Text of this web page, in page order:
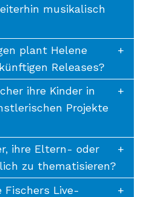
musikalisch
plant Helene
Releases?
ihre Kinder in
Projekte
ihre Eltern- oder
zu thematisieren?
Fischers Live-